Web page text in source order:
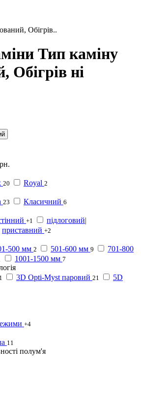
Обігрів..
Тип каміну
Обігрів ні
20 Royal 2
23 Класичний 6
+1
підлоговий|
приставний +2
500 мм 2 501-600 мм 9
701-800
1001-1500 мм 7
1 3D Opti-Myst паровий 21
5D
+4
11
полум'я